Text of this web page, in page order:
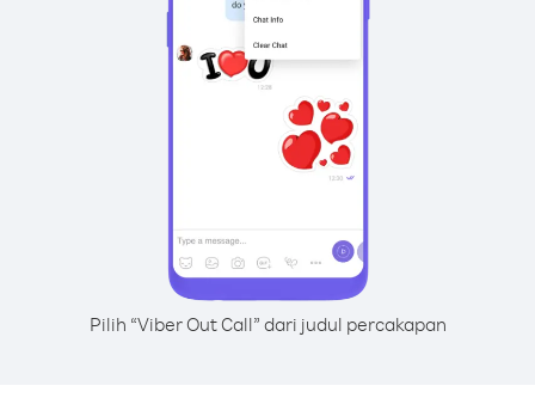
Pilih “Viber Out Call” dari judul percakapan